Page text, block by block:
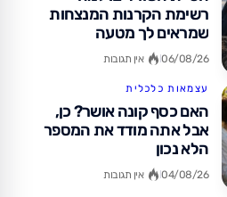
רשימת הקרנות המנצחות
שמראים לך מטעה
06/08/26 אין תגובות
עצמאות כלכלית
האם כסף קונה אושר? כן,
אבל אתה מודד את המספר
הלא נכון
04/08/26 אין תגובות